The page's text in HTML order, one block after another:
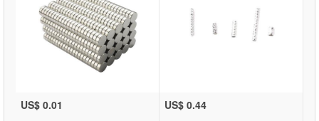
US$ 0.01 US$ 0.44